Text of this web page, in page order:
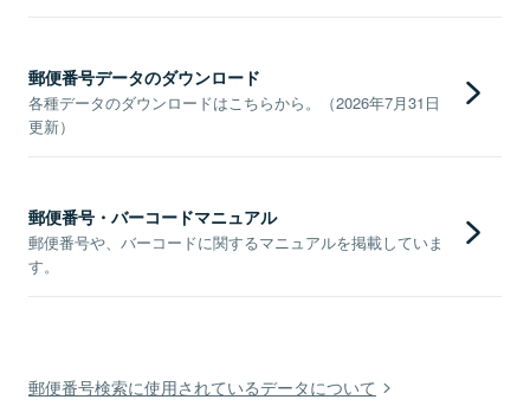
郵便番号データのダウンロード
各種データのダウンロードはこちらから。（2026年7月31日
更新）
郵便番号・バーコードマニュアル
郵便番号や、バーコードに関するマニュアルを掲載していま
す。
郵便番号検索に使用されているデータについて